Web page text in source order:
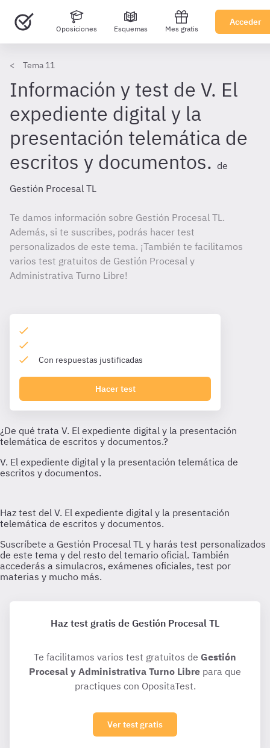
Oposiciones Esquemas Mes gratis
Acceder
Tema 11
Información y test de V. El
expediente digital y la
presentación telemática de
escritos y documentos. de
Gestión Procesal TL
Te damos información sobre Gestión Procesal TL.
Además, si te suscribes, podrás hacer test
personalizados de este tema. ¡También te facilitamos
varios test gratuitos de Gestión Procesal y
Administrativa Turno Libre!
Con respuestas justificadas
Hacer test
Haz test gratis de Gestión Procesal TL
Te facilitamos varios test gratuitos de Gestión
Procesal y Administrativa Turno Libre para que
practiques con OpositaTest.
Ver test gratis